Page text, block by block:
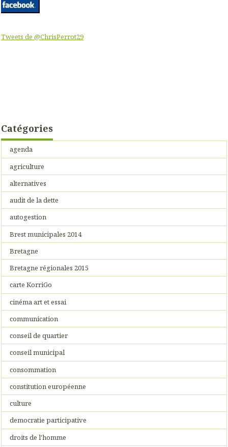
Tweets de @ChrisPerrot29
Catégories
agenda
agriculture
alternatives
audit de la dette
autogestion
Brest municipales 2014
Bretagne
Bretagne régionales 2015
carte KorriGo
cinéma art et essai
communication
conseil de quartier
conseil municipal
consommation
constitution européenne
culture
democratie participative
droits de l'homme